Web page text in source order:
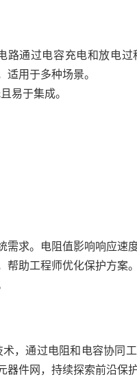
路通过电容充电和放电
用于多种场景。
易于集成。
需求。电阻值影响响应速
助工程师优化保护方案。
，通过电阻和电容协同
件网，持续探索前沿保